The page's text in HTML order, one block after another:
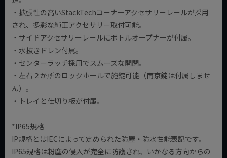
・拡張性の高いStackTechコーナーアクセサリーレールが採用
され、多彩な純正アクセサリー取付可能。
・サイドアクセサリーレールにボトルオープナーが付属。
・水抜きドレン付属。
・センターラッチ採用でスムーズな開閉。
・左右２か所のロックホールで施錠可能（南京錠は付属しませ
ん）。
・トレイと仕切り板が付属。
*IP65規格
IP規格とはIECによって定められた防塵・防水性能表記です。
IP65規格は粉塵の侵入が完全に防護され、いかなる方向からの